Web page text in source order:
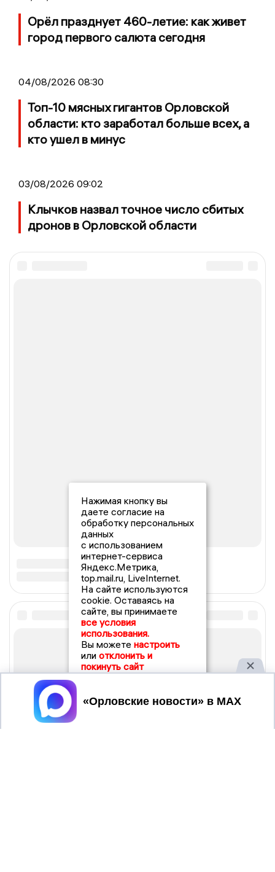
Орёл празднует 460-летие: как живет
город первого салюта сегодня
04/08/2026 08:30
Топ-10 мясных гигантов Орловской
области: кто заработал больше всех, а
кто ушел в минус
03/08/2026 09:02
Клычков назвал точное число сбитых
дронов в Орловской области
Нажимая кнопку вы
даете согласие на
обработку персональных
данных
с использованием
интернет-сервиса
Яндекс.Метрика,
top.mail.ru, LiveInternet.
На сайте используются
cookie. Оставаясь на
сайте, вы принимаете
все условия
использования.
Вы можете настроить
или отклонить и
покинуть сайт
Принять